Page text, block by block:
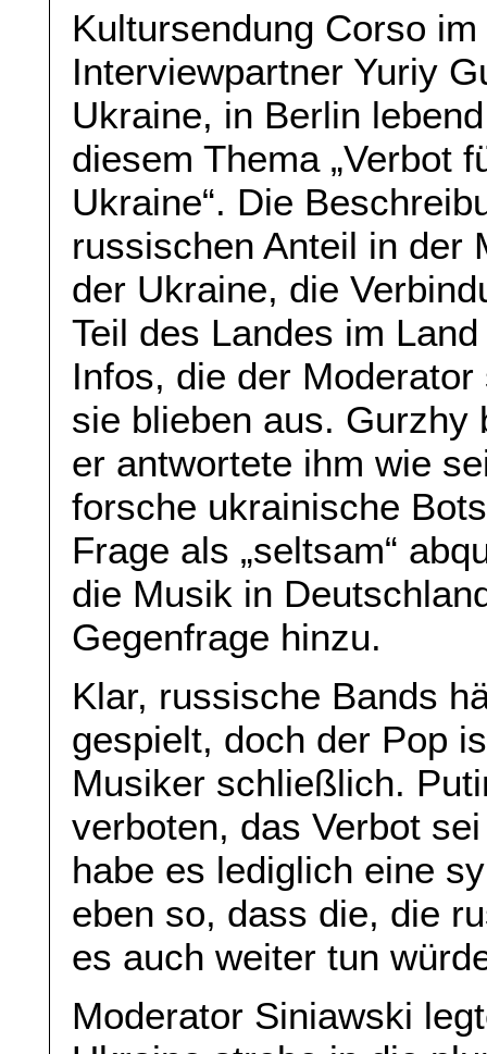
Kultursendung Corso
Interviewpartner Yuriy
Ukraine, in Berlin
diesem Thema „Verbot
Ukraine“. Die
russischen Anteil in der
der Ukraine, die
Teil des Landes im
Infos, die der
sie blieben aus. Gurzhy
er antwortete ihm wie
forsche ukrainische
Frage als „seltsam“
die Musik in
Gegenfrage hinzu.
Klar, russische Bands
gespielt, doch der Pop
Musiker schließlich.
verboten, das Verbot
habe es lediglich eine
eben so, dass die, die
es auch weiter tun
Moderator Siniawski